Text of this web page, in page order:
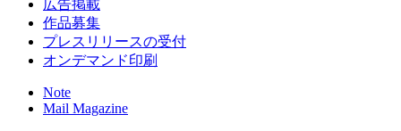
広告掲載
作品募集
プレスリリースの受付
オンデマンド印刷
Note
Mail Magazine